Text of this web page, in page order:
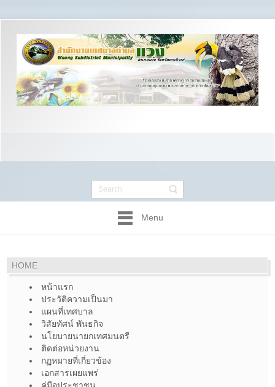
Menu
HOME
หน้าแรก
ประวัติความเป็นมา
แผนที่เทศบาล
วิสัยทัศน์ พันธกิจ
นโยบายนายกเทศมนตรี
ติดต่อหน่วยงาน
กฏหมายที่เกี่ยวข้อง
เอกสารเผยแพร่